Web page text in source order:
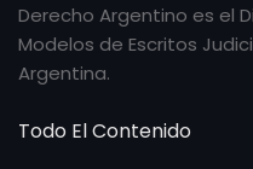
Derecho Argentino es el
Modelos de Escritos
Argentina.
Todo El Contenido